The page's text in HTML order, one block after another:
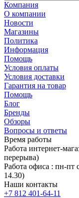
Компания
О компании
Новости
Магазины
Политика
Информация
Помощь
Условия оплаты
Условия доставки
Гарантия на товар
Помощь
Блог
Бренды
Обзоры
Вопросы и ответы
Время работы
Работа интернет-
перерыва)
Работа офиса : пн-пт
14.30)
Наши контакты
+7 812 401-64-11